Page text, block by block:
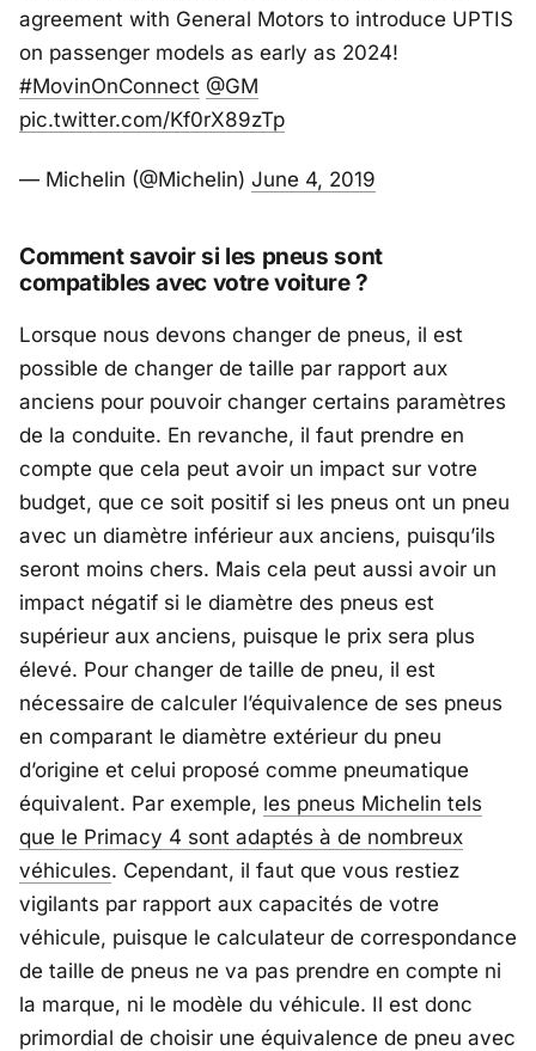
agreement with General Motors to introduce UPTIS
on passenger models as early as 2024!
#MovinOnConnect @GM
pic.twitter.com/Kf0rX89zTp
— Michelin (@Michelin) June 4, 2019
Comment savoir si les pneus sont
compatibles avec votre voiture ?
Lorsque nous devons changer de pneus, il est
possible de changer de taille par rapport aux
anciens pour pouvoir changer certains paramètres
de la conduite. En revanche, il faut prendre en
compte que cela peut avoir un impact sur votre
budget, que ce soit positif si les pneus ont un pneu
avec un diamètre inférieur aux anciens, puisqu’ils
seront moins chers. Mais cela peut aussi avoir un
impact négatif si le diamètre des pneus est
supérieur aux anciens, puisque le prix sera plus
élevé. Pour changer de taille de pneu, il est
nécessaire de calculer l’équivalence de ses pneus
en comparant le diamètre extérieur du pneu
d’origine et celui proposé comme pneumatique
équivalent. Par exemple, les pneus Michelin tels
que le Primacy 4 sont adaptés à de nombreux
véhicules. Cependant, il faut que vous restiez
vigilants par rapport aux capacités de votre
véhicule, puisque le calculateur de correspondance
de taille de pneus ne va pas prendre en compte ni
la marque, ni le modèle du véhicule. Il est donc
primordial de choisir une équivalence de pneu avec